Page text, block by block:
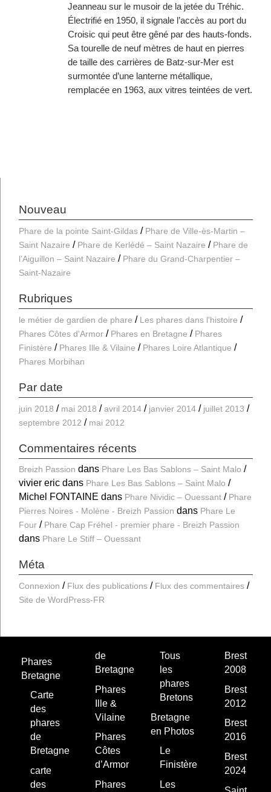
Jeanneau sur le musoir de la jetée du Tréhic.
Électrifié en 1950, il signale l’accès au port du
Croisic qui peut être gêné par des hauts-fonds.
Sa tourelle de neuf mètres de haut en pierres
de taille des carrières de Batz-sur-Mer est
surmontée d’une lanterne métallique,
remplacée en 1963, aux vitres teintées de vert.
Nouveau
Phare de la pointe Saint-Gildas
Phare de Ville-ès-Martin –
Saint Nazaire
Phare de Kerlédé – Saint Nazaire
Phare de
l’Aiguillon – Saint Nazaire
Phare du Grand-Charpentier –
Saint-Nazaire
Rubriques
le métier de gardien de phare
Les phares dans l'histoire
Phares Côtes d'Armor
Phares en Bretagne
Phares
Finistère
Phares Ille & Vilaine
Phares Loire Atlantique
Phares Morbihan
Par date
juin 2018 mai 2018 avril 2014 janvier 2014
juillet 2013
septembre 2012
mai 2012
Commentaires récents
Breizh Passion dans Phare Les Bas Sablons – Saint Malo
vivier eric dans Phare Les Bas Sablons – Saint Malo
Michel FONTAINE dans Phare Nividic – Ouessant
Phare
Pierres Noires - Molène - Breizh Passion dans Phare Le
Four
Phare Cap Fréhel - premier phare - Breizh Passion
dans Phare Le Stiff – Ouessant
Méta
Connexion Flux des publications
Flux des commentaires
Site de WordPress-FR
Phares
Bretagne
Carte
des
phares
de
Bretagne
carte
des
de
Bretagne
Phares
Ille &
Vilaine
Phares
Côtes
d’Armor
Phares
Tous
les
phares
Bretons
Bretagne
en Photos
Le
Finistère
Les
Brest
2008
Brest
2012
Brest
2016
Brest
2024